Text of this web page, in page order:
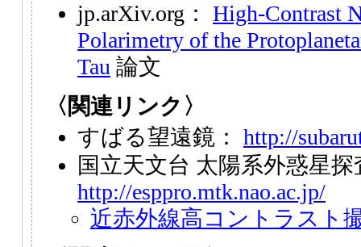
jp.arXiv.org： High-Contrast
Polarimetry of the
Tau 論文
〈関連リンク〉
すばる望遠鏡： http://
国立天文台 太陽系外惑星
http://esppro.mtk.nao.ac.jp/
近赤外線高コントラスト